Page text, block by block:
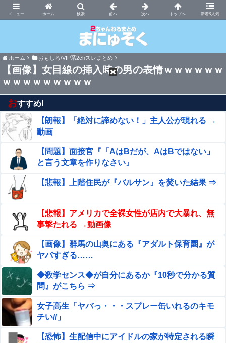
ホーム 新着&人気
まにゅそく 2chまとめニュース速報VIP
ホーム おもしろ/VIP系2chスレまとめ
【画像】女目線の挿入時の男の表情ｗｗｗｗｗｗ
ｗｗｗｗｗｗｗｗｗ
おすすめ!
【朗報】「絶対に諦めない！」主人公が現れる →
動画
【問題】面接官『「AはBだが、AはBではない」
と言う文章を作りなさい』
【悲報】上階住民が『バルサン』を焚いた結果 ⇒
【悲報】アメリカで全裸女性が店内で大暴れ、無
事撃たれる →動画像
【画像】群馬の山奥にある『アダルト保育園』が
ヤバすぎる……
◆数学センス◆が自分にあるか『10秒で分かる質
問』がこちら ⇒
女子高生「ヤバっ・・・スプレー缶いれるのキモ
チい//」
【恐怖】生配信中にアイドルの家が特定される瞬